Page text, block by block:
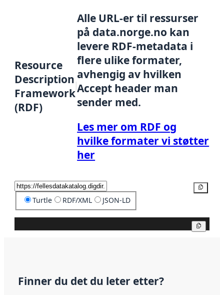
Resource
Description
Framework
(RDF)
Alle URL-er til ressurser
på data.norge.no kan
levere RDF-metadata i
flere ulike formater,
avhengig av hvilken
Accept header man
sender med.
Les mer om RDF og
hvilke formater vi støtter
her
Turtle RDF/XML JSON-LD
Finner du det du leter etter?